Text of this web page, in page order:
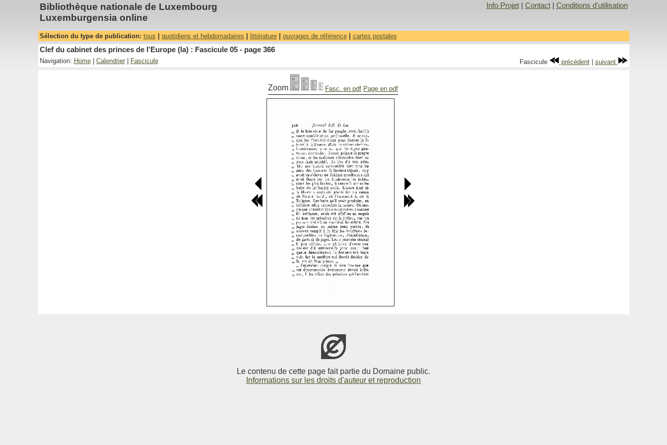
Bibliothèque nationale de Luxembourg
Luxemburgensia online
Info Projet| Contact| Conditions d'utilisation
Sélection du type de publication: tous quotidiens et hebdomadaires littérature| ouvrages de référence| cartes postales
Clef du cabinet des princes de l'Europe (la) : Fascicule 05 - page 366
Navigation: Home| Calendrier| Fascicule Fascicule précédent| suivant
Zoom Fasc. en pdf Page en pdf
Le contenu de cette page fait partie du Domaine public.
Informations sur les droits d'auteur et reproduction